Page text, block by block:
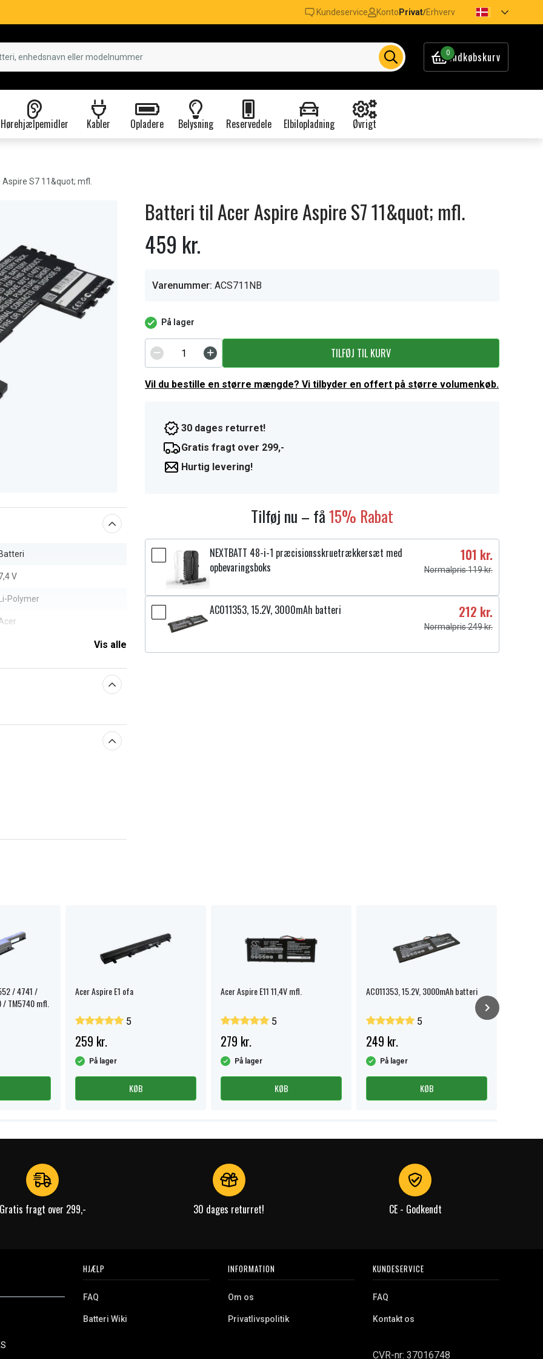
Kundeservice Konto Privat/Erhverv
0Indkøbskurv
Hørehjælpemidler Kabler Opladere Belysning Reservedele Elbilopladning Øvrigt
S7 11&quot; mfl.
Batteri
V
Li-Polymer
Vis alle
Batteri til Acer Aspire Aspire S7 11&quot; mfl.
459 kr.
Varenummer: ACS711NB
På lager
TILFØJ TIL KURV
Vil du bestille en større mængde? Vi tilbyder en offert på større volumenkøb.
30 dages returret!
Gratis fragt over 299,-
Hurtig levering!
Tilføj nu – få15% Rabat
NEXTBATT 48-i-1 præcisionsskruetrækkersæt med
opbevaringsboks
101 kr.
Normalpris 119 kr.
AC011353, 15.2V, 3000mAh batteri 212 kr.
Normalpris 249 kr.
/ 4741 /
/ TM5740 mfl.
Acer Aspire E1 ofa
5
259 kr.
På lager
KØB
Acer Aspire E11 11,4V mfl.
5
279 kr.
På lager
KØB
AC011353, 15.2V, 3000mAh batteri
5
249 kr.
På lager
KØB
Gratis fragt over 299,- 30 dages returret! CE - Godkendt
Vi tilbyder et
HJÆLP
FAQ
Batteri Wiki
INFORMATION
Om os
Privatlivspolitik
KUNDESERVICE
FAQ
Kontakt os
CVR-nr: 37016748